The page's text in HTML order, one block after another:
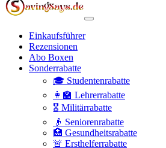
Einkaufsführer
Rezensionen
Abo Boxen
Sonderrabatte
🎓 Studentenrabatte
👩‍🏫 Lehrerrabatte
🎖️ Militärrabatte
👴 Seniorenrabatte
🏥 Gesundheitsrabatte
🚨 Ersthelferrabatte